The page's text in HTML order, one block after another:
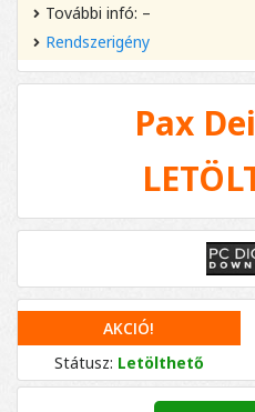
További infó: –
Rendszerigény
Pax
AKCIÓ!
Státusz: Letölthető